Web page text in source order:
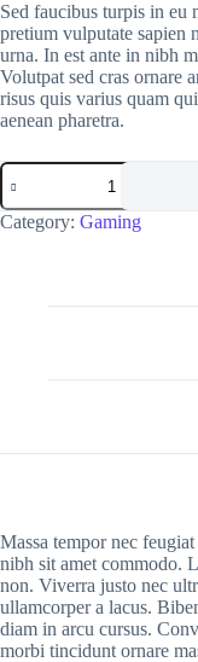
Sed faucibus turpis in eu
pretium vulputate sapien
urna. In est ante in nibh
Volutpat sed cras ornare
risus quis varius quam
aenean pharetra.
Category: Gaming
Massa tempor nec
nibh sit amet commodo.
non. Viverra justo nec
ullamcorper a lacus.
diam in arcu cursus.
morbi tincidunt ornare